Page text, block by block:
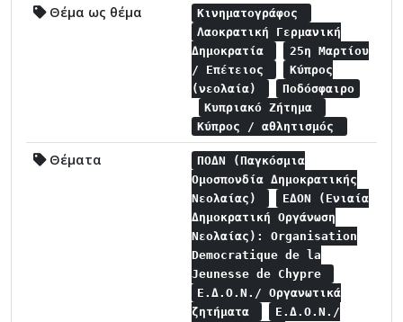
Θέμα ως θέμα
Κινηματογράφος
Λαοκρατική Γερμανική
Δημοκρατία
25η Μαρτίου
/ Επέτειος
Κύπρος
(νεολαία)
Ποδόσφαιρο
Κυπριακό Ζήτημα
Κύπρος / αθλητισμός
Θέματα
ΠΟΔΝ (Παγκόσμια
Ομοσπονδία Δημοκρατικής
Νεολαίας)
ΕΔΟΝ (Ενιαία
Δημοκρατική Οργάνωση
Νεολαίας): Organisation
Democratique de la
Jeunesse de Chypre
Ε.Δ.Ο.Ν./ Οργανωτικά
ζητήματα
Ε.Δ.Ο.Ν./